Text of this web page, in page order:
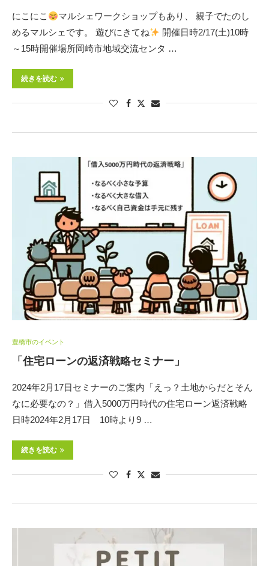
にこにこ
マルシェワークショップもあり、 親子でたのし
めるマルシェです。 遊びにきてね
開催日時2/17(土)10時
～15時開催場所岡崎市地域交流センタ …
続きを読む
豊橋市のイベント
「住宅ローンの返済戦略セミナー」
2024年2月17日セミナーのご案内「えっ？土地からだとそん
なに必要なの？」借入5000万円時代の住宅ローン返済戦略
日時2024年2月17日 10時より9 …
続きを読む